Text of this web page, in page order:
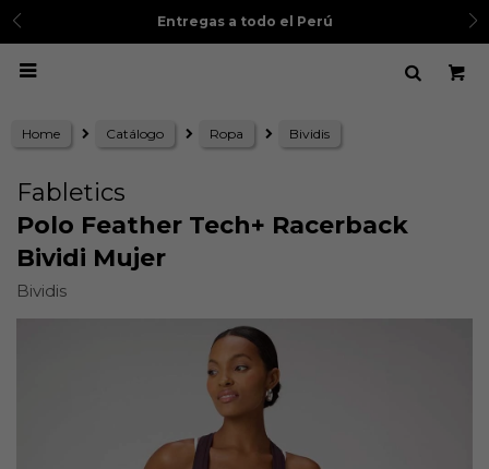
Entregas a todo el Perú

Home Catálogo Ropa Bividis
Fabletics
Polo Feather Tech+ Racerback
Bividi Mujer
Bividis